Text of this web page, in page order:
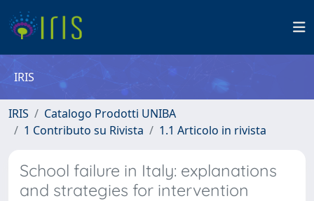
IRIS
IRIS
Catalogo Prodotti UNIBA
1 Contributo su Rivista
1.1 Articolo in rivista
School failure in Italy: explanations
and strategies for intervention